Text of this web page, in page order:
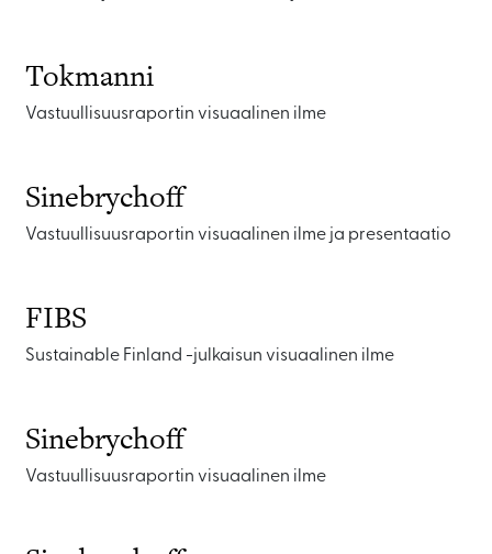
Tokmanni
Vastuullisuusraportin visuaalinen ilme
Sinebrychoff
Vastuullisuusraportin visuaalinen ilme ja presentaatio
FIBS
Sustainable Finland -julkaisun visuaalinen ilme
Sinebrychoff
Vastuullisuusraportin visuaalinen ilme